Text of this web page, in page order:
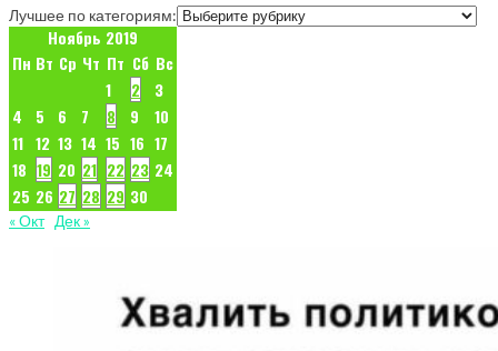
Лучшее по категориям:
Ноябрь 2019
Пн Вт Ср Чт Пт Сб Вс
1
2
3
4
5 6 7 8 9
10
11 12 13 14 15 16 17
18 19 20 21 22 23 24
25 26 27 28 29 30
« Окт Дек »